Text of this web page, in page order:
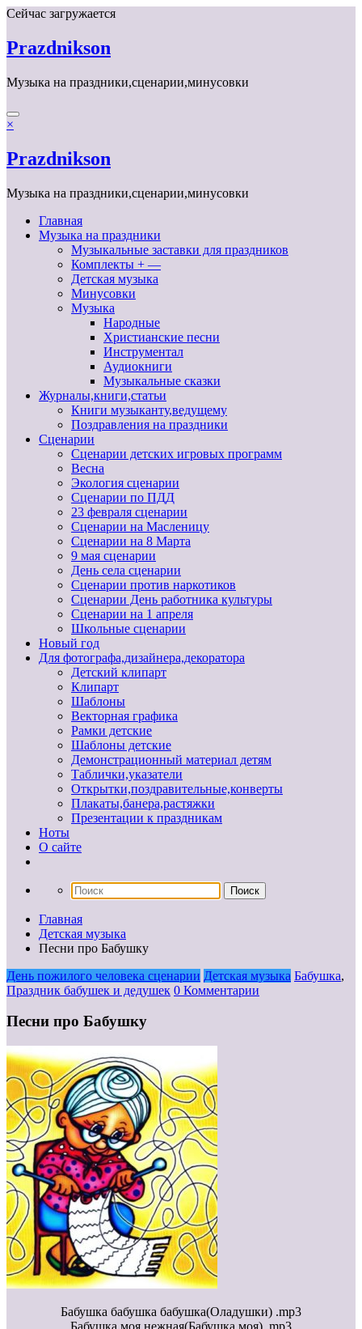
Перейти
содержимому
Сейчас загружается
Prazdnikson
Музыка на праздники,сценарии,минусовки
×
Prazdnikson
Музыка на праздники,сценарии,минусовки
Главная
Музыка на праздники
Музыкальные заставки для праздников
Комплекты + —
Детская музыка
Минусовки
Музыка
Народные
Христианские песни
Инструментал
Аудиокниги
Музыкальные сказки
Журналы,книги,статьи
Книги музыканту,ведущему
Поздравления на праздники
Сценарии
Сценарии детских игровых программ
Весна
Экология сценарии
Сценарии по ПДД
23 февраля сценарии
Сценарии на Масленицу
Сценарии на 8 Марта
9 мая сценарии
День села сценарии
Сценарии против наркотиков
Сценарии День работника культуры
Сценарии на 1 апреля
Школьные сценарии
Новый год
Для фотографа,дизайнера,декоратора
Детский клипарт
Клипарт
Шаблоны
Векторная графика
Рамки детские
Шаблоны детские
Демонстрационный материал детям
Таблички,указатели
Открытки,поздравительные,конверты
Плакаты,банера,растяжки
Презентации к праздникам
Ноты
О сайте
Главная
Детская музыка
Песни про Бабушку
День пожилого человека сценарии Детская музыка Бабушка,
Праздник бабушек и дедушек 0 Комментарии
Песни про Бабушку
Бабушка бабушка бабушка(Оладушки) .mp3
Бабушка моя нежная(Бабушка моя) .mp3